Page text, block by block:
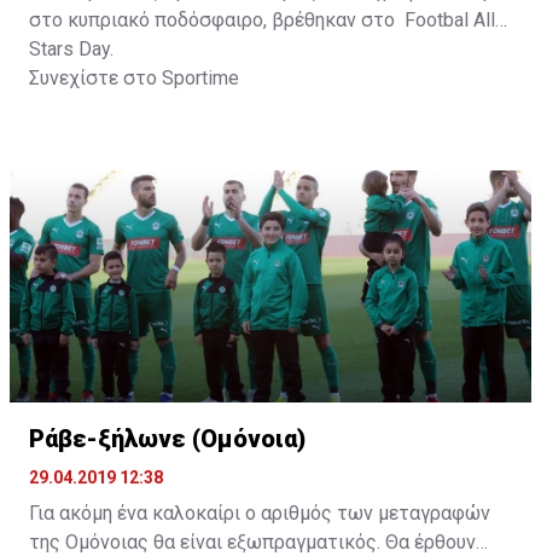
στο κυπριακό ποδόσφαιρο, βρέθηκαν στο Footbal All
Stars Day.
Συνεχίστε στο Sportime
Ράβε-ξήλωνε (Ομόνοια)
29.04.2019 12:38
Για ακόμη ένα καλοκαίρι ο αριθμός των μεταγραφών
της Ομόνοιας θα είναι εξωπραγματικός. Θα έρθουν